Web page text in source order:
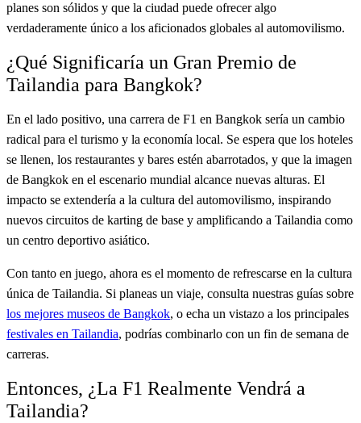
planes son sólidos y que la ciudad puede ofrecer algo
verdaderamente único a los aficionados globales al automovilismo.
¿Qué Significaría un Gran Premio de
Tailandia para Bangkok?
En el lado positivo, una carrera de F1 en Bangkok sería un cambio
radical para el turismo y la economía local. Se espera que los hoteles
se llenen, los restaurantes y bares estén abarrotados, y que la imagen
de Bangkok en el escenario mundial alcance nuevas alturas. El
impacto se extendería a la cultura del automovilismo, inspirando
nuevos circuitos de karting de base y amplificando a Tailandia como
un centro deportivo asiático.
Con tanto en juego, ahora es el momento de refrescarse en la cultura
única de Tailandia. Si planeas un viaje, consulta nuestras guías sobre
los mejores museos de Bangkok, o echa un vistazo a los principales
festivales en Tailandia, podrías combinarlo con un fin de semana de
carreras.
Entonces, ¿La F1 Realmente Vendrá a
Tailandia?